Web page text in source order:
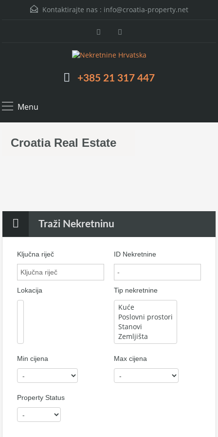
Kontaktirajte nas : info@croatia-property.net
+385 21 317 447
Menu
Croatia Real Estate
Traži Nekretninu
Ključna riječ ID Nekretnine
Lokacija Tip nekretnine
Min cijena Max cijena
Property Status